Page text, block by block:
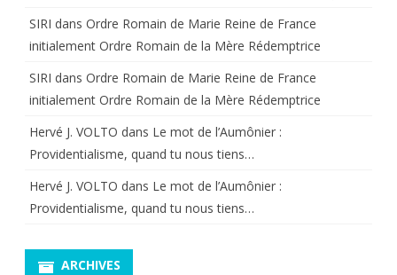
SIRI dans Ordre Romain de Marie Reine de France
initialement Ordre Romain de la Mère Rédemptrice
SIRI dans Ordre Romain de Marie Reine de France
initialement Ordre Romain de la Mère Rédemptrice
Hervé J. VOLTO dans Le mot de l’Aumônier :
Providentialisme, quand tu nous tiens…
Hervé J. VOLTO dans Le mot de l’Aumônier :
Providentialisme, quand tu nous tiens…
ARCHIVES